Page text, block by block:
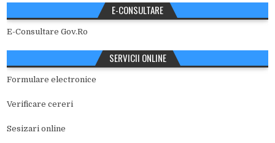
E-CONSULTARE
E-Consultare Gov.Ro
SERVICII ONLINE
Formulare electronice
Verificare cereri
Sesizari online